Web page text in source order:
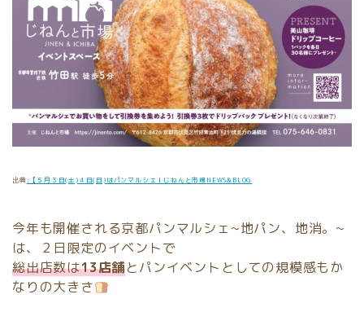
出典:【５月３日(土)４日(日)はパンマルシェ｜じねんと市場NEWS&BLOG
今年も開催される京都パンマルシェ~地パン、地消。~
は、２日限定のイベントで
総出店数は13店舗とパンイベントとしての規模感もか
なりの大きさ